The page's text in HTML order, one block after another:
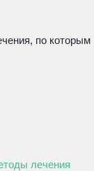
по которым
лечения